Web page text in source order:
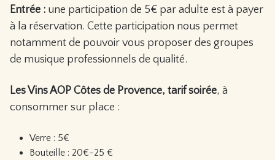
Entrée : une participation de 5€ par adulte est à payer
à la réservation. Cette participation nous permet
notamment de pouvoir vous proposer des groupes
de musique professionnels de qualité.
Les Vins AOP Côtes de Provence, tarif soirée, à
consommer sur place :
Verre : 5€
Bouteille : 20€-25 €